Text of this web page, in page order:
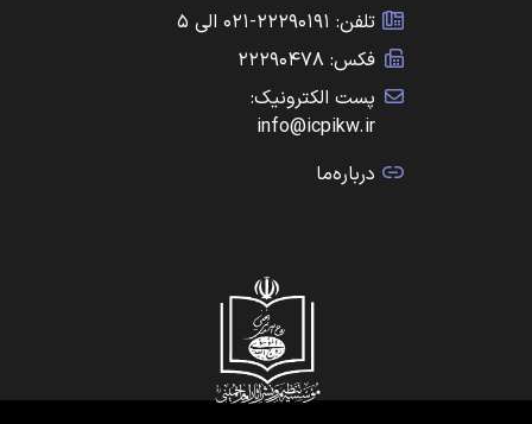
تلفن: ۲۲۲۹۰۱۹۱-۰۲۱ الی ۵
فکس: ۲۲۲۹۰۴۷۸
پست الکترونیک:
info@icpikw.ir
درباره‌ما